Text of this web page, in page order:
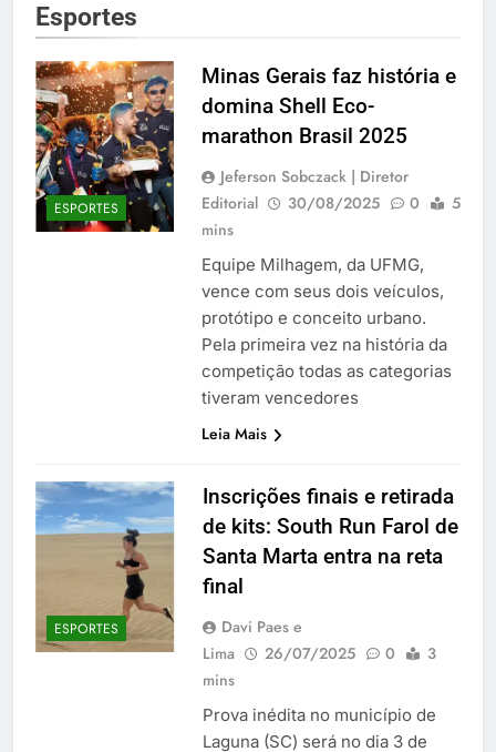
Esportes
ESPORTES
Minas Gerais faz história e
domina Shell Eco-
marathon Brasil 2025
Jeferson Sobczack | Diretor
Editorial
30/08/2025 0
5
mins
Equipe Milhagem, da UFMG,
vence com seus dois veículos,
protótipo e conceito urbano.
Pela primeira vez na história da
competição todas as categorias
tiveram vencedores
Leia Mais
ESPORTES
Inscrições finais e retirada
de kits: South Run Farol de
Santa Marta entra na reta
final
Davi Paes e
Lima
26/07/2025 0
3
mins
Prova inédita no município de
Laguna (SC) será no dia 3 de